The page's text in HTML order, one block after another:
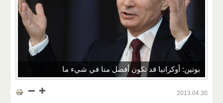
بوتين: أوكرانيا قد تكون أفضل منا في شيء ما
2013.04.30